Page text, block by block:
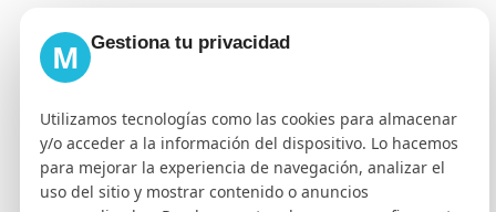
Cómo lo hacemos
Nuestra estrategia
Tus beneficios
M Gestiona tu privacidad
Utilizamos tecnologías como las cookies para almacenar
y/o acceder a la información del dispositivo. Lo hacemos
para mejorar la experiencia de navegación, analizar el
uso del sitio y mostrar contenido o anuncios